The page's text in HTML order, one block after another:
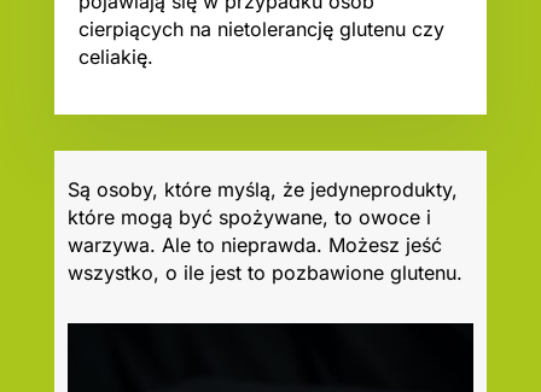
cierpiących na nietolerancję glutenu czy
celiakię.
Są osoby, które myślą, że jedyneprodukty,
które mogą być spożywane, to owoce i
warzywa. Ale to nieprawda. Możesz jeść
wszystko, o ile jest to pozbawione glutenu.